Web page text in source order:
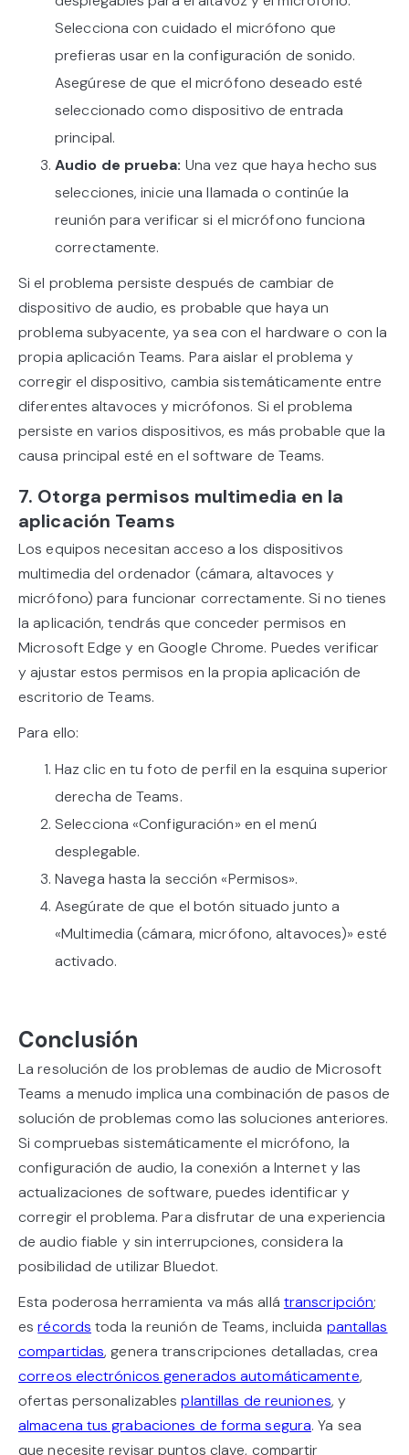
Selecciona con cuidado el micrófono que
prefieras usar en la configuración de sonido.
Asegúrese de que el micrófono deseado esté
seleccionado como dispositivo de entrada
principal.
Audio de prueba: Una vez que haya hecho sus
selecciones, inicie una llamada o continúe la
reunión para verificar si el micrófono funciona
correctamente.
Si el problema persiste después de cambiar de
dispositivo de audio, es probable que haya un
problema subyacente, ya sea con el hardware o con la
propia aplicación Teams. Para aislar el problema y
corregir el dispositivo, cambia sistemáticamente entre
diferentes altavoces y micrófonos. Si el problema
persiste en varios dispositivos, es más probable que la
causa principal esté en el software de Teams.
7. Otorga permisos multimedia en la
aplicación Teams
Los equipos necesitan acceso a los dispositivos
multimedia del ordenador (cámara, altavoces y
micrófono) para funcionar correctamente. Si no tienes
la aplicación, tendrás que conceder permisos en
Microsoft Edge y en Google Chrome. Puedes verificar
y ajustar estos permisos en la propia aplicación de
escritorio de Teams.
Para ello:
Haz clic en tu foto de perfil en la esquina superior
derecha de Teams.
Selecciona «Configuración» en el menú
desplegable.
Navega hasta la sección «Permisos».
Asegúrate de que el botón situado junto a
«Multimedia (cámara, micrófono, altavoces)» esté
activado.
Conclusión
La resolución de los problemas de audio de Microsoft
Teams a menudo implica una combinación de pasos de
solución de problemas como las soluciones anteriores.
Si compruebas sistemáticamente el micrófono, la
configuración de audio, la conexión a Internet y las
actualizaciones de software, puedes identificar y
corregir el problema. Para disfrutar de una experiencia
de audio fiable y sin interrupciones, considera la
posibilidad de utilizar Bluedot.
Esta poderosa herramienta va más allá transcripción;
esrécords toda la reunión de Teams, incluida pantallas
compartidas, genera transcripciones detalladas, crea
correos electrónicos generados automáticamente,
ofertas personalizablesplantillas de reuniones, y
almacena tus grabaciones de forma segura. Ya sea
que necesite revisar puntos clave, compartir